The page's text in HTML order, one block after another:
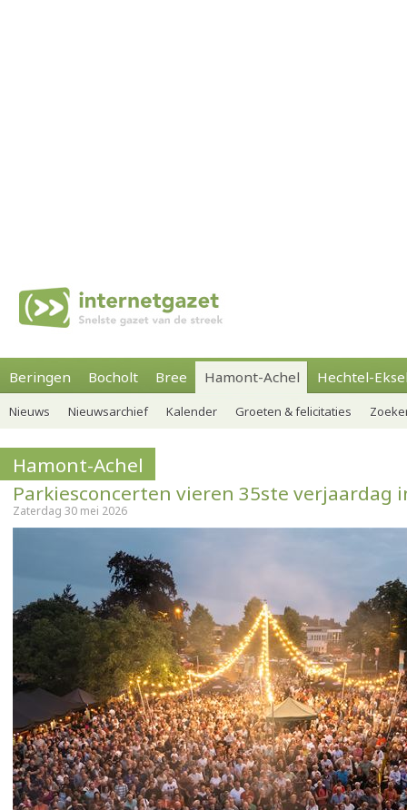
Beringen Bocholt Bree Hamont-Achel Hechtel-
Nieuws Nieuwsarchief Kalender Groeten & felicitaties
Hamont-Achel
Parkiesconcerten vieren 35ste verjaardag
Zaterdag 30 mei 2026